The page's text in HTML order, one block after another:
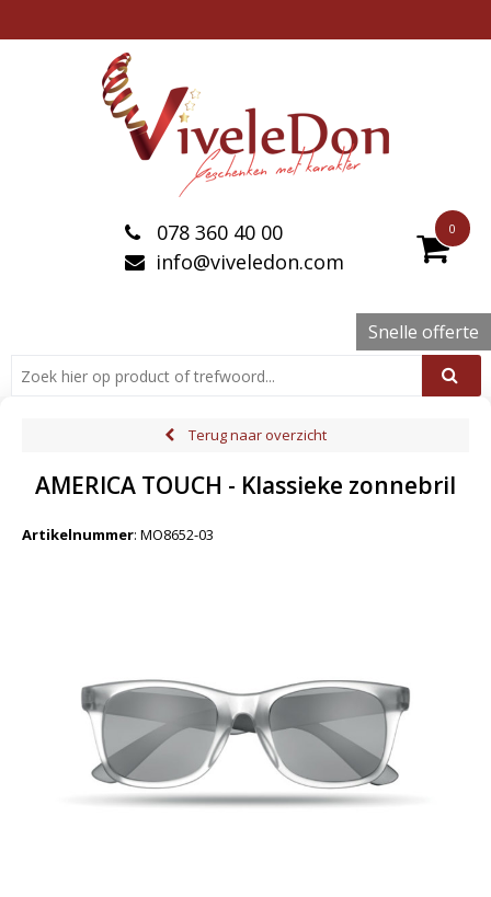
0
078 360 40 00
info@viveledon.com
Snelle offerte
Terug naar overzicht
AMERICA TOUCH - Klassieke zonnebril
Artikelnummer: MO8652-03